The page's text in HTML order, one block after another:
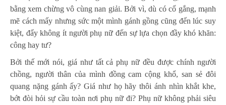
bằng xem chừng vô cùng nan giải. Bởi vì, dù có cố gắng, mạnh
mẽ cách mấy nhưng sức một mình gánh gồng cũng đến lúc suy
kiệt, đẩy không ít người phụ nữ đến sự lựa chọn đầy khó khăn:
công hay tư?
Bởi thế mới nói, giá như tất cả phụ nữ đều được chính người
chồng, người thân của mình đồng cam cộng khổ, san sẻ đôi
quang nặng gánh ấy? Giá như họ hãy thôi ánh nhìn khắt khe,
bớt đòi hỏi sự cầu toàn nơi phụ nữ đi? Phụ nữ không phải siêu